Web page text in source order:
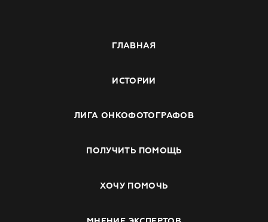
ГЛАВНАЯ
ИСТОРИИ
ЛИГА ОНКОФОТОГРАФОВ
ПОЛУЧИТЬ ПОМОЩЬ
ХОЧУ ПОМОЧЬ